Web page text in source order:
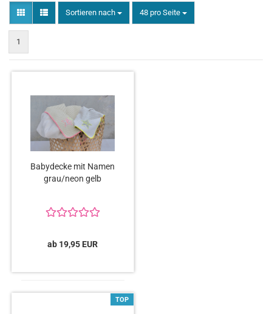
Sortieren nach
Sortieren nach 48 pro Seite
pro Seite
1
Babydecke mit Namen
grau/neon gelb
ab 19,95 EUR
TOP